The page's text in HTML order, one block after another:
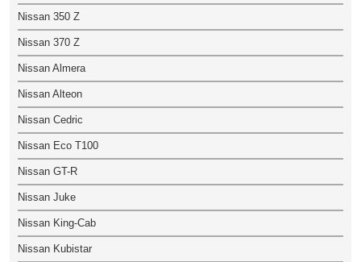
Nissan 350 Z
Nissan 370 Z
Nissan Almera
Nissan Alteon
Nissan Cedric
Nissan Eco T100
Nissan GT-R
Nissan Juke
Nissan King-Cab
Nissan Kubistar